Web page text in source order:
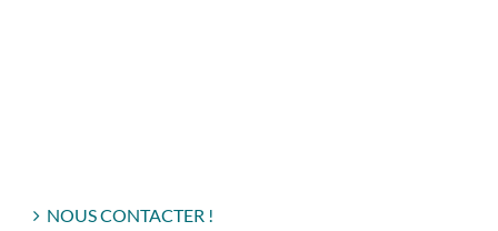
NOUS CONTACTER !